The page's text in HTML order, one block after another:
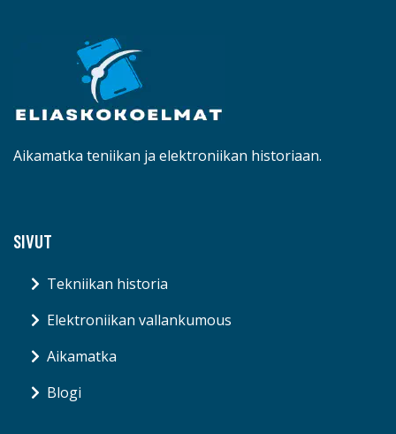
Aikamatka teniikan ja elektroniikan historiaan.
SIVUT
Tekniikan historia
Elektroniikan vallankumous
Aikamatka
Blogi